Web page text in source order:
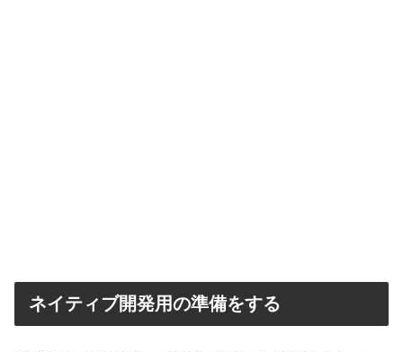
ネイティブ開発用の準備をする